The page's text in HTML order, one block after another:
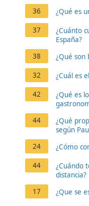
36 ¿Qué es
37
¿Cuánto
España?
38
¿Qué son
32 ¿Cuál es
42
¿Qué es
44
¿Qué
según
24
¿Cómo
44
¿Cuándo
distancia?
17
¿Que se